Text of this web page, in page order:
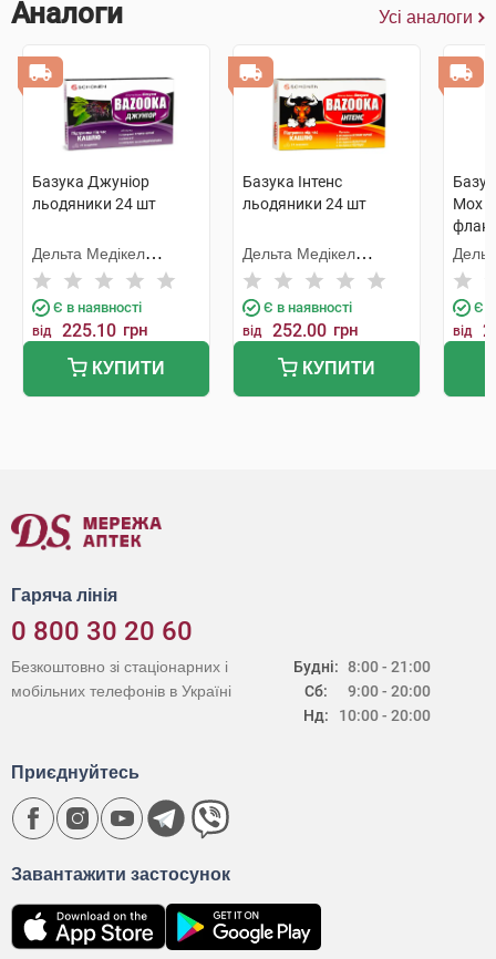
Аналоги Усі аналоги
Базука Джуніор
льодяники 24 шт
Дельта Медікел
Промоушнз
Є в наявності
від 225.10 грн
КУПИТИ
Базука Інтенс
льодяники 24 шт
Дельта Медікел
Промоушнз
Є в наявності
від 252.00 грн
КУПИТИ
Мох
Є в
від
Гаряча лінія
0 800 30 20 60
Будні:
Сб:
Нд:
8:00 - 21:00
9:00 - 20:00
10:00 - 20:00
Безкоштовно зі стаціонарних і
мобільних телефонів в Україні
Завантажити застосунок
Приєднуйтесь